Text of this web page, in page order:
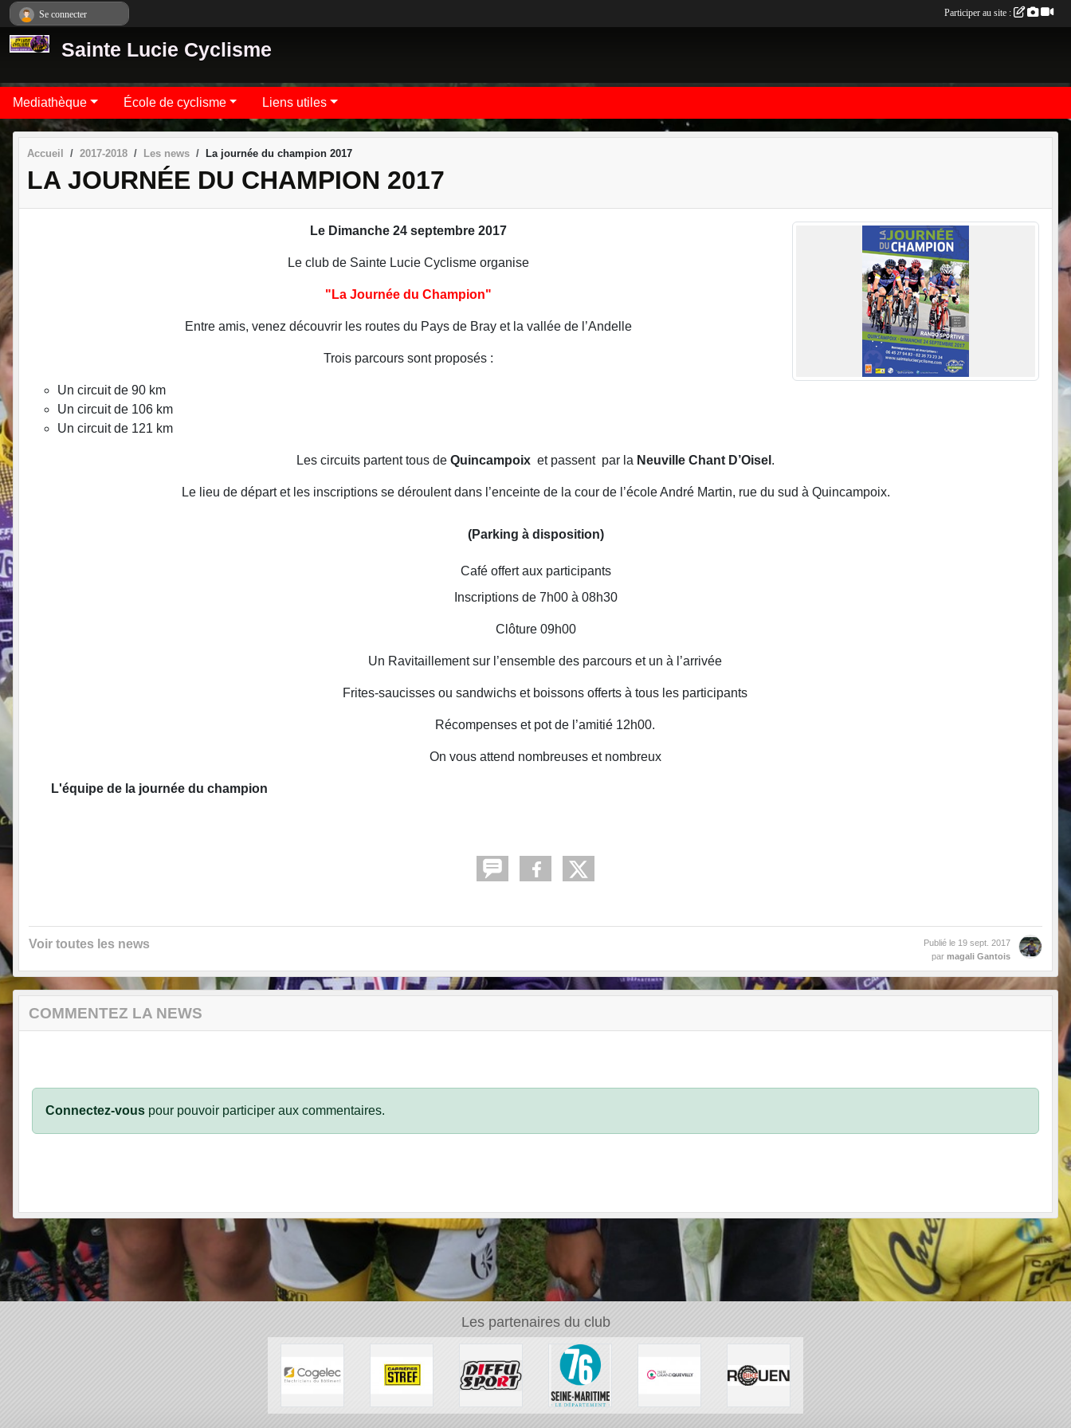
Sainte Lucie Cyclisme
Mediathèque École de cyclisme Liens utiles
Accueil 2017-2018 Les news La journée du champion 2017
LA JOURNÉE DU CHAMPION 2017
Le Dimanche 24 septembre 2017
Le club de Sainte Lucie Cyclisme organise
"La Journée du Champion"
Entre amis, venez découvrir les routes du Pays de Bray et la vallée de l’Andelle
Trois parcours sont proposés :
Un circuit de 90 km
Un circuit de 106 km
Un circuit de 121 km
Les circuits partent tous de Quincampoix et passent par la Neuville Chant D’Oisel .
Le lieu de départ et les inscriptions se déroulent dans l’enceinte de la cour de l’école André Martin, rue du sud à Quincampoix.
(Parking à disposition)
Café offert aux participants
Inscriptions de 7h00 à 08h30
Clôture 09h00
Un Ravitaillement sur l’ensemble des parcours et un à l’arrivée
Frites-saucisses ou sandwichs et boissons offerts à tous les participants
Récompenses et pot de l’amitié 12h00.
On vous attend nombreuses et nombreux
L'équipe de la journée du champion
Voir toutes les news Publié le 19 sept. 2017
par magali Gantois
COMMENTEZ LA NEWS
Connectez-vous pour pouvoir participer aux commentaires.
Les partenaires du club
Se connecter Participer au site :
Panneau de gestion des cookies